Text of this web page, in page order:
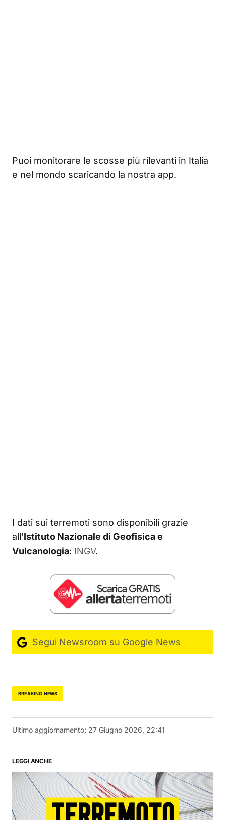
Puoi monitorare le scosse più rilevanti in Italia
e nel mondo scaricando la nostra app.
I dati sui terremoti sono disponibili grazie
all’Istituto Nazionale di Geofisica e
Vulcanologia: INGV.
Segui Newsroom su Google News
BREAKING NEWS
Ultimo aggiornamento: 27 Giugno 2026, 22:41
LEGGI ANCHE